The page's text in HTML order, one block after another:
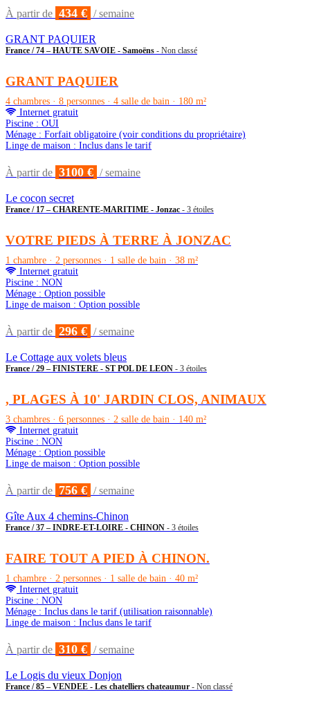
À partir de 434 € / semaine
GRANT PAQUIER
France / 74 – HAUTE SAVOIE - Samoëns - Non classé
GRANT PAQUIER
4 chambres · 8 personnes · 4 salle de bain · 180 m²
Internet gratuit
Piscine : OUI
Ménage : Forfait obligatoire (voir conditions du propriétaire)
Linge de maison : Inclus dans le tarif
À partir de 3100 € / semaine
Le cocon secret
France / 17 – CHARENTE-MARITIME - Jonzac - 3 étoiles
VOTRE PIEDS À TERRE À JONZAC
1 chambre · 2 personnes · 1 salle de bain · 38 m²
Internet gratuit
Piscine : NON
Ménage : Option possible
Linge de maison : Option possible
À partir de 296 € / semaine
Le Cottage aux volets bleus
France / 29 – FINISTERE - ST POL DE LEON - 3 étoiles
, PLAGES À 10' JARDIN CLOS, ANIMAUX
3 chambres · 6 personnes · 2 salle de bain · 140 m²
Internet gratuit
Piscine : NON
Ménage : Option possible
Linge de maison : Option possible
À partir de 756 € / semaine
Gîte Aux 4 chemins-Chinon
France / 37 – INDRE-ET-LOIRE - CHINON - 3 étoiles
FAIRE TOUT A PIED À CHINON.
1 chambre · 2 personnes · 1 salle de bain · 40 m²
Internet gratuit
Piscine : NON
Ménage : Inclus dans le tarif (utilisation raisonnable)
Linge de maison : Inclus dans le tarif
À partir de 310 € / semaine
Le Logis du vieux Donjon
France / 85 – VENDEE - Les chatelliers chateaumur - Non classé